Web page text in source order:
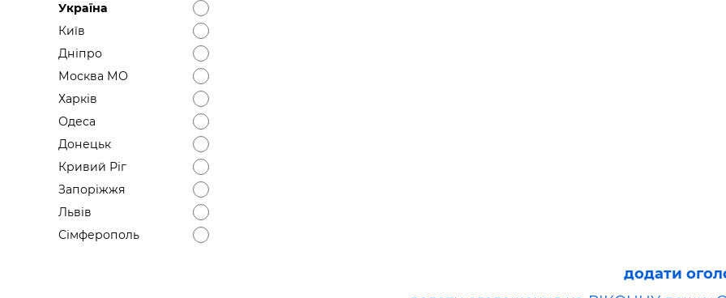
Україна
Київ
Дніпро
Москва МО
Харків
Одеса
Донецьк
Кривий Ріг
Запоріжжя
Львів
Сімферополь
додати